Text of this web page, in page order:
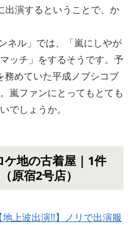
出演するということで、か
ネル」では、「嵐にしやが
ッチ」をするそうです。予
務めていた平成ノブシコブ
嵐ファンにとってもとても
でしょうか。
ケ地の古着屋｜1件
原宿2号店）
上波出演!!】ノリで出演服